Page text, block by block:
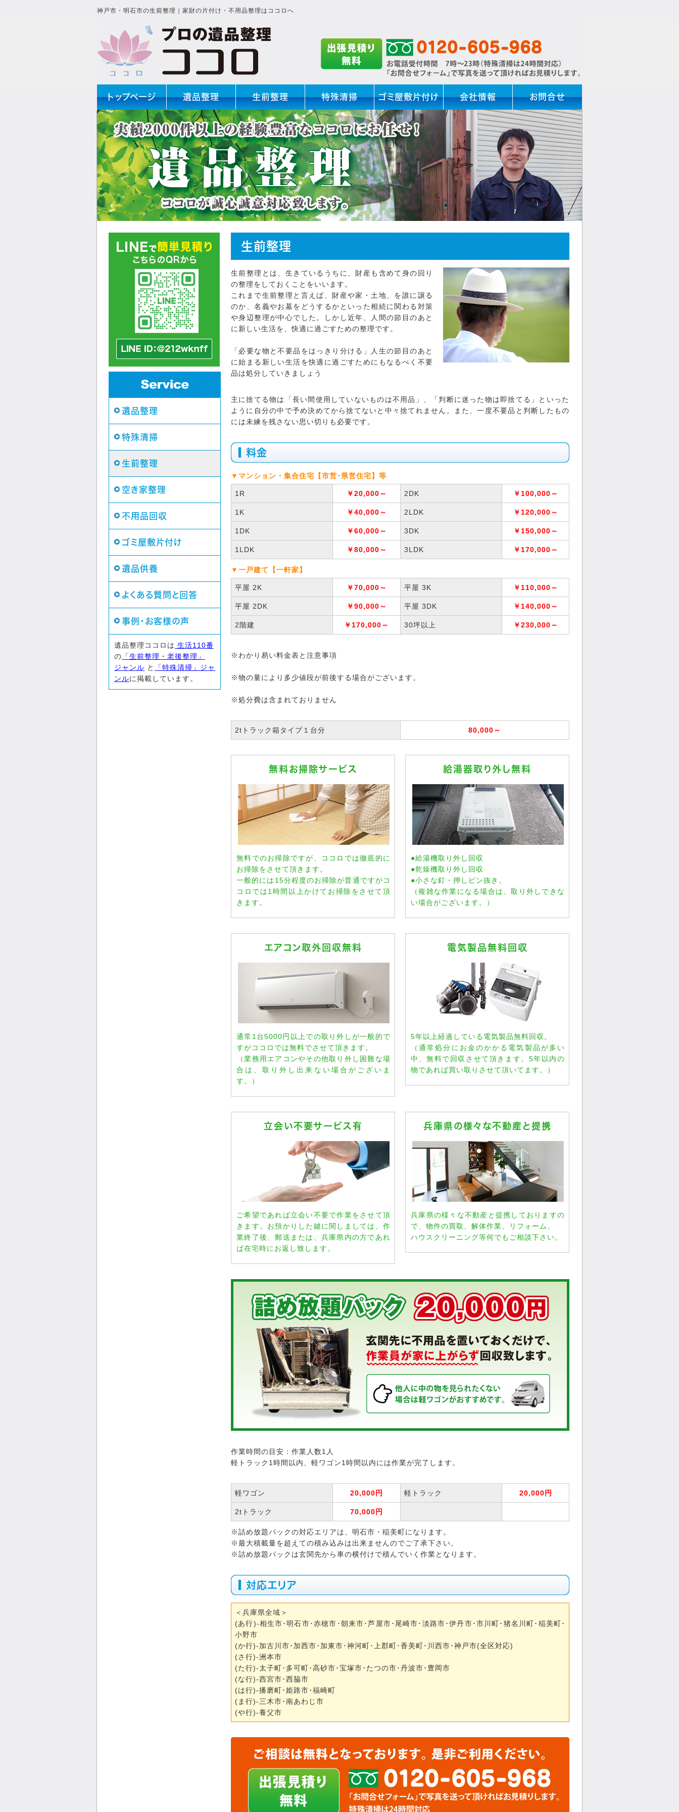
神戸市・明石市の生前整理｜家財の片付け・不用品整理はココロへ
トップページ 遺品整理 生前整理 特殊清掃 ゴミ屋敷片付け 会社情報 お問合せ
遺品整理
特殊清掃
生前整理
空き家整理
不用品回収
ゴミ屋敷片付け
遺品供養
よくある質問と回答
事例・お客様の声
遺品整理ココロは 生活110番
の 「生前整理・老後整理」
ジャンル と
「特殊清掃」ジャ
ンルに掲載しています。
生前整理
生前整理とは、生きているうちに、財産も含めて身の回り
の整理をしておくことをいいます。
これまで生前整理と言えば、財産や家・土地、を誰に譲る
のか、名義やお墓をどうするかといった相続に関わる対策
や身辺整理が中心でした。しかし近年、人間の節目のあと
に新しい生活を、快適に過ごすための整理です。
「必要な物と不要品をはっきり分ける」人生の節目のあと
に始まる新しい生活を快適に過ごすためにもなるべく不要
品は処分していきましょう
主に捨てる物は「長い間使用していないものは不用品」、「判断に迷った物は即捨てる」といった
ように自分の中で予め決めてから捨てないと中々捨てれません。また、一度不要品と判断したもの
には未練を残さない思い切りも必要です。
料金
▼マンション・集合住宅【市営･県営住宅】等
1R ￥20,000～ 2DK ￥100,000～
1K ￥40,000～ 2LDK ￥120,000～
1DK ￥60,000～ 3DK ￥150,000～
1LDK ￥80,000～ 3LDK ￥170,000～
▼一戸建て【一軒家】
平屋 2K ￥70,000～ 平屋 3K ￥110,000～
平屋 2DK ￥90,000～ 平屋 3DK ￥140,000～
2階建 ￥170,000～ 30坪以上 ￥230,000～
※わかり易い料金表と注意事項
※物の量により多少値段が前後する場合がございます。
※処分費は含まれておりません
2tトラック箱タイプ１台分 80,000～
無料お掃除サービス
無料でのお掃除ですが、ココロでは徹底的に
お掃除をさせて頂きます。
一般的には15分程度のお掃除が普通ですがコ
コロでは1時間以上かけてお掃除をさせて頂
きます。
給湯器取り外し無料
●給湯機取り外し回収
●乾燥機取り外し回収
●小さな釘・押しピン抜き。
（複雑な作業になる場合は、取り外しできな
い場合がございます。）
エアコン取外回収無料
通常1台5000円以上での取り外しが一般的で
すがココロでは無料でさせて頂きます。
（業務用エアコンやその他取り外し困難な場
合は、取り外し出来ない場合がございま
す。）
電気製品無料回収
5年以上経過している電気製品無料回収。
（通常処分にお金のかかる電気製品が多い
中、無料で回収させて頂きます。5年以内の
物であれば買い取りさせて頂いてます。）
立会い不要サービス有
ご希望であれば立会い不要で作業をさせて頂
きます。お預かりした鍵に関しましては、作
業終了後、郵送または、兵庫県内の方であれ
ば在宅時にお返し致します。
兵庫県の様々な不動産と提携
兵庫県の様々な不動産と提携しておりますの
で、物件の買取、解体作業、リフォーム、
ハウスクリーニング等何でもご相談下さい。
作業時間の目安：作業人数1人
軽トラック1時間以内、軽ワゴン1時間以内には作業が完了します。
軽ワゴン 20,000円 軽トラック 20,000円
2tトラック 70,000円
※詰め放題パックの対応エリアは、明石市・稲美町になります。
※最大積載量を超えての積み込みは出来ませんのでご了承下さい。
※詰め放題パックは玄関先から車の横付けで積んでいく作業となります。
対応エリア
＜兵庫県全域＞
(あ行)-相生市･明石市･赤穂市･朝来市･芦屋市･尾崎市･淡路市･伊丹市･市川町･猪名川町･稲美町･
小野市
(か行)-加古川市･加西市･加東市･神河町･上郡町･香美町･川西市･神戸市(全区対応)
(さ行)-洲本市
(た行)-太子町･多可町･高砂市･宝塚市･たつの市･丹波市･豊岡市
(な行)-西宮市･西脇市
(は行)-播磨町･姫路市･福崎町
(ま行)-三木市･南あわじ市
(や行)-養父市